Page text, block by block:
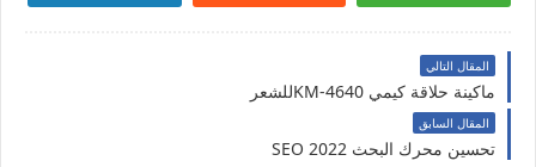
المقال التالي
ماكينة حلاقة كيمي KM-4640للشعر
المقال السابق
تحسين محرك البحث SEO 2022